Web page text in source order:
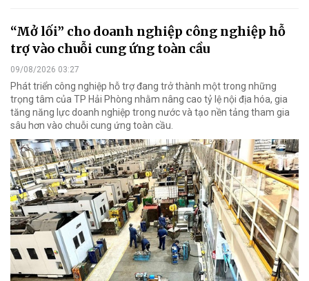
“Mở lối” cho doanh nghiệp công nghiệp hỗ
trợ vào chuỗi cung ứng toàn cầu
09/08/2026 03:27
Phát triển công nghiệp hỗ trợ đang trở thành một trong những
trọng tâm của TP Hải Phòng nhằm nâng cao tỷ lệ nội địa hóa, gia
tăng năng lực doanh nghiệp trong nước và tạo nền tảng tham gia
sâu hơn vào chuỗi cung ứng toàn cầu.